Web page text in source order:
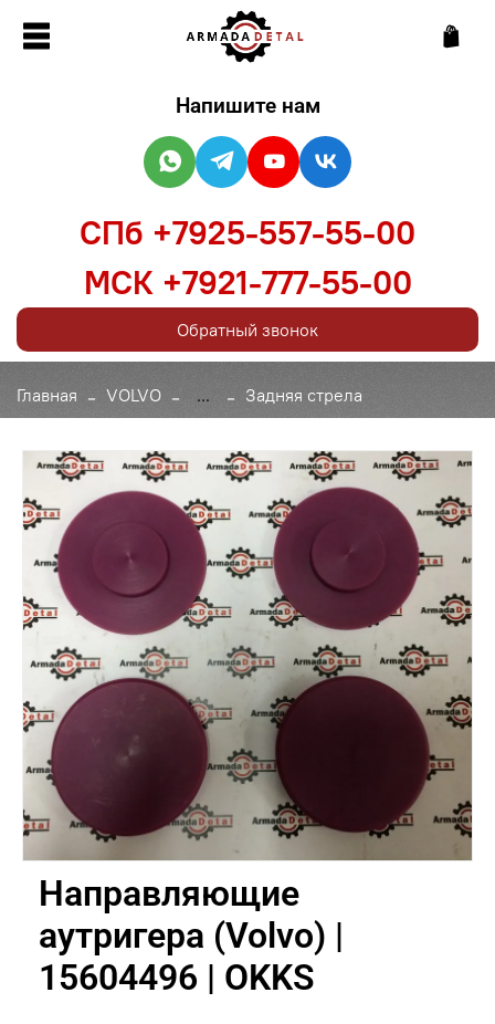
Главная VOLVO ... Задняя стрела
Направляющие
аутригера (Volvo) |
15604496 | OKKS
Напишите нам
СПб +7925-557-55-00
МСК +7921-777-55-00
Обратный звонок